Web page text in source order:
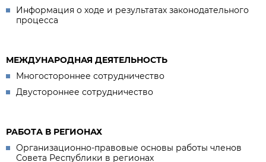
Информация о ходе и результатах законодательного
процесса
МЕЖДУНАРОДНАЯ ДЕЯТЕЛЬНОСТЬ
Многостороннее сотрудничество
Двустороннее сотрудничество
РАБОТА В РЕГИОНАХ
Организационно-правовые основы работы членов
Совета Республики в регионах